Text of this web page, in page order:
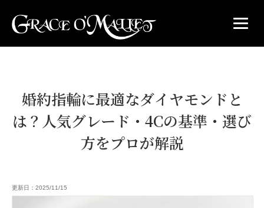
婚約指輪に最適なダイヤモンドと
は？人気グレード・4Cの基準・選び
方をプロが解説
更新日：2025/11/15